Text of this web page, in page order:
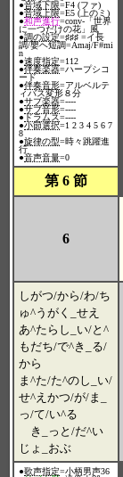
●音域下限=F4 (ファ)
●音域上限=E5 (上のミ)
●和声進行=conv-「世界
に一つだけの花」風
●調の設定=♯♯♯ =イ長
調/嬰ヘ短調=Amaj/F#mi
n
●速度指定=112
●伴奏楽器=ハープシコ
ード
●伴奏音形=アルベルテ
ィバス変形８分
●サブ楽器=----
●サブ音形=----
●ドラムス=----
●小節選択=1 2 3 4 5 6 7
8
●旋律の型=時々跳躍進
行
●音声音量=0
第 6 節
6
しがつ/から/わ/ち
ゅ^うがく_せえ
あ^たらし_い/と^
もだち/で^き_る/
から
ま^た/た^のし_い/
せ^えかつ/が/ま_
っ/て/い^る
き_っと/だ^い
じょ_おぶ
●歌声指定=小柄男声36